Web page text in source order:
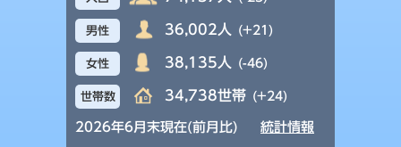
男性 36,002人 (+21)
女性 38,135人 (-46)
世帯数 34,738世帯 (+24)
2026年6月末現在(前月比) 統計情報